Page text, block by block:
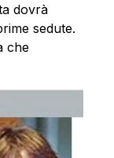
dovrà
sedute.
che